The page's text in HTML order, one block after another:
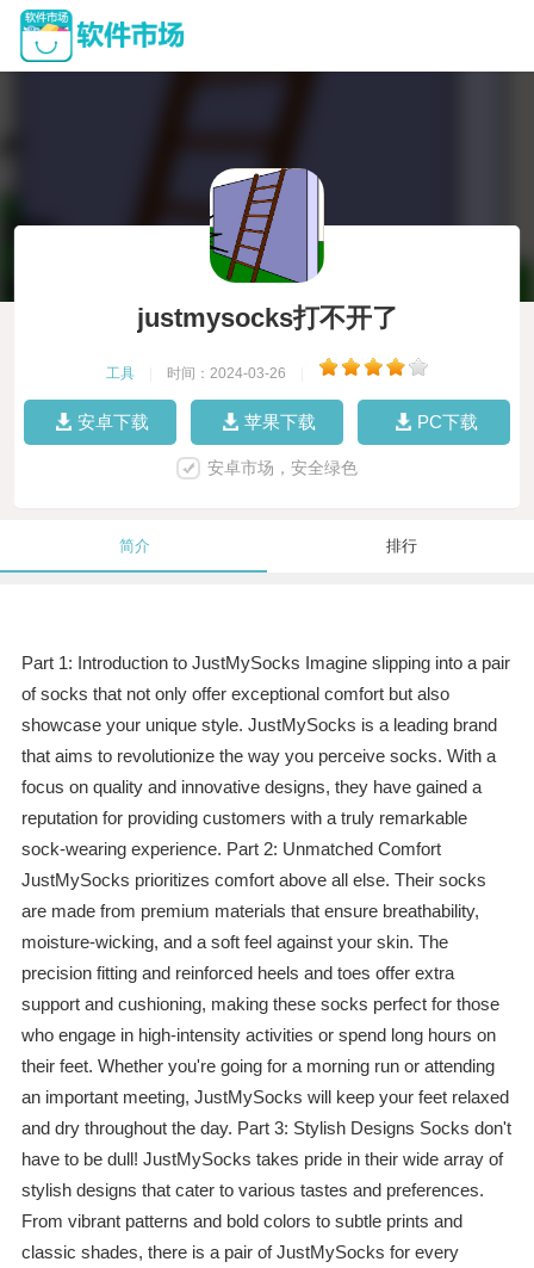
justmysocks打不开了
工具 时间：2024-03-26
安卓下载 苹果下载 PC下载
安卓市场，安全绿色
简介 排行
Part 1: Introduction to JustMySocks Imagine slipping into a pair
of socks that not only offer exceptional comfort but also
showcase your unique style. JustMySocks is a leading brand
that aims to revolutionize the way you perceive socks. With a
focus on quality and innovative designs, they have gained a
reputation for providing customers with a truly remarkable
sock-wearing experience. Part 2: Unmatched Comfort
JustMySocks prioritizes comfort above all else. Their socks
are made from premium materials that ensure breathability,
moisture-wicking, and a soft feel against your skin. The
precision fitting and reinforced heels and toes offer extra
support and cushioning, making these socks perfect for those
who engage in high-intensity activities or spend long hours on
their feet. Whether you're going for a morning run or attending
an important meeting, JustMySocks will keep your feet relaxed
and dry throughout the day. Part 3: Stylish Designs Socks don't
have to be dull! JustMySocks takes pride in their wide array of
stylish designs that cater to various tastes and preferences.
From vibrant patterns and bold colors to subtle prints and
classic shades, there is a pair of JustMySocks for every